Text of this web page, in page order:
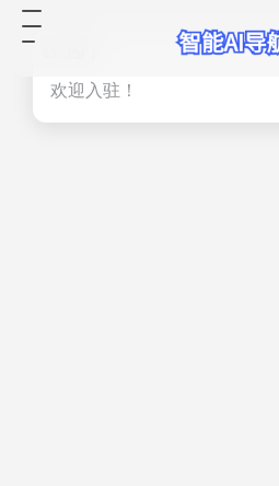
欢迎入驻！